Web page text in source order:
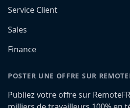
Service Client
Sales
Finance
POSTER UNE OFFRE SUR
Publiez votre offre sur